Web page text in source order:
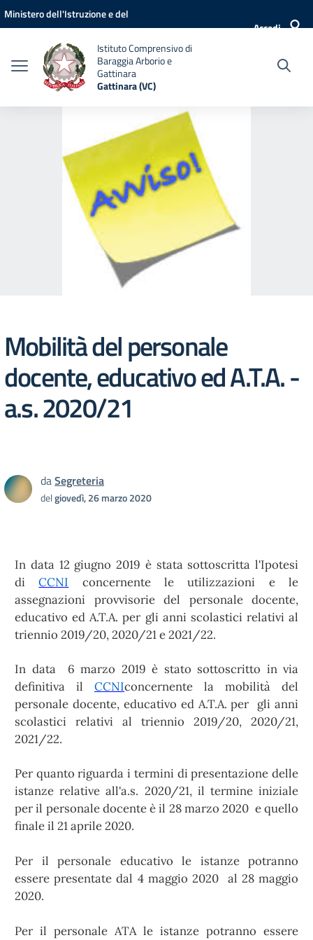
Vai ai contenuti
Vai al menu di navigazione
Vai al footer
Ministero dell'Istruzione e del
Accedi
Istituto Comprensivo di
Baraggia Arborio e
Gattinara
Gattinara (VC)
Mobilità del personale
docente, educativo ed A.T.A. -
a.s. 2020/21
daSegreteria
delgiovedì, 26 marzo 2020
In data 12 giugno 2019 è stata sottoscritta l'Ipotesi
diCCNI
concernente le utilizzazioni e le
assegnazioni provvisorie del personale docente,
educativo ed A.T.A. per gli anni scolastici relativi al
triennio 2019/20, 2020/21 e 2021/22.
In data 6 marzo 2019 è stato sottoscritto in via
definitiva il CCNIconcernente la mobilità del
personale docente, educativo ed A.T.A. per gli anni
scolastici relativi al triennio 2019/20, 2020/21,
2021/22.
Per quanto riguarda i termini di presentazione delle
istanze relative all'a.s. 2020/21, il termine iniziale
per il personale docente è il 28 marzo 2020 e quello
finale il 21 aprile 2020.
Per il personale educativo le istanze potranno
essere presentate dal 4 maggio 2020 al 28 maggio
2020.
Per il personale ATA le istanze potranno essere